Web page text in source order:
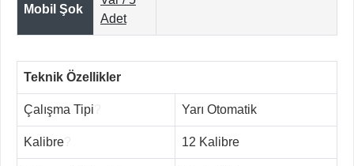
Mobil Şok
Adet
Teknik Özellikler
Çalışma Tipi Yarı Otomatik
Kalibre 12 Kalibre